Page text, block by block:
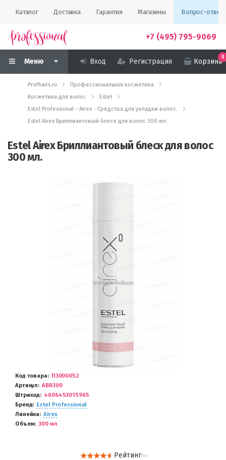
Каталог Доставка Гарантия Магазины Вопрос-ответ
+7 (495) 795-9069
Меню Вход Регистрация Корзина
0
Profhairs.ru
Профессиональная косметика
Косметика для волос
Estel
Estel Professional - Airex - Средства для укладки волос.
Estel Airex Бриллиантовый блеск для волос 300 мл.
Estel Airex Бриллиантовый блеск для волос
300 мл.
Код товара
П3000052
Артикул
ABR300
Штриход
4606453015965
Бренд
Estel Professional
Линейка
Airex
Объем
300 мл
Рейтинг( 6 )